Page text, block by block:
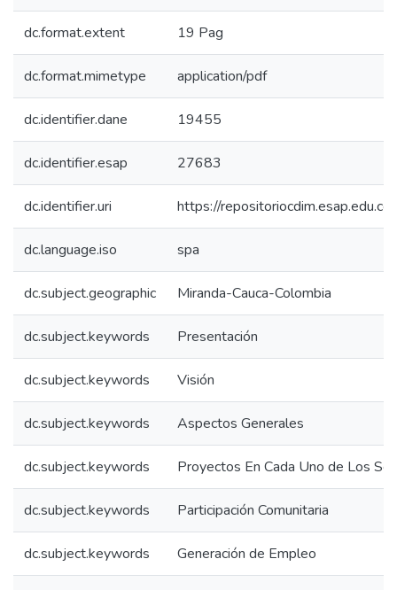
dc.format.extent 19 Pag
dc.format.mimetype application/pdf
dc.identifier.dane 19455
dc.identifier.esap 27683
dc.identifier.uri https://
dc.language.iso spa
dc.subject.geographic Miranda-Cauca-Colombia
dc.subject.keywords Presentación
dc.subject.keywords Visión
dc.subject.keywords Aspectos Generales
dc.subject.keywords Proyectos En Cada Uno de Los
dc.subject.keywords Participación Comunitaria
dc.subject.keywords Generación de Empleo